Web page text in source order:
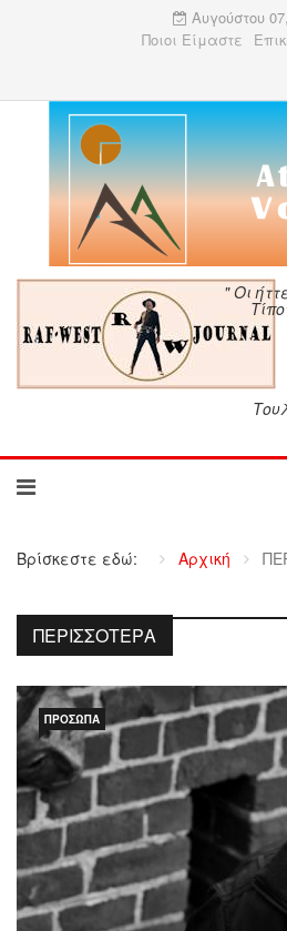
Αυγούστου
Ποιοι Είμαστε
" Οι
Βρίσκεστε εδώ: Αρχική
ΠΕΡΙΣΣΟΤΕΡΑ
ΠΡΌΣΩΠΑ